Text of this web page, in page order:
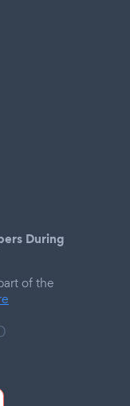
During
of the